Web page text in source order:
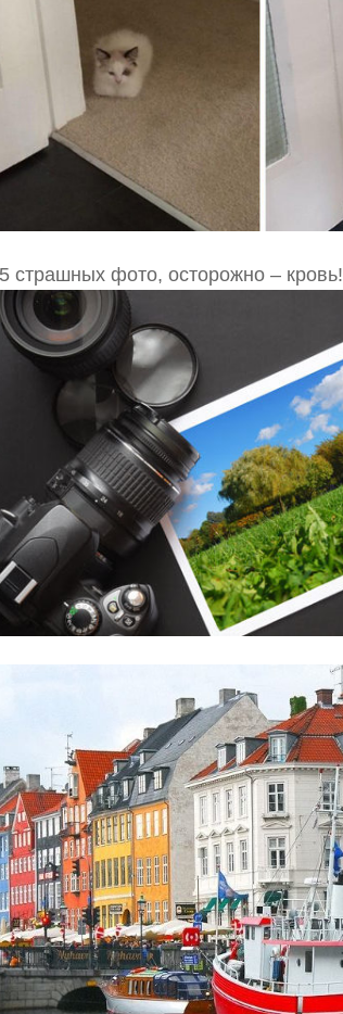
страшных фото, осторожно – кровь!